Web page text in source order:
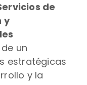
de
y
un
estratégicas
y la